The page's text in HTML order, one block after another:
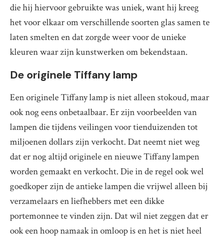
die hij hiervoor gebruikte was uniek, want hij kreeg
het voor elkaar om verschillende soorten glas samen te
laten smelten en dat zorgde weer voor de unieke
kleuren waar zijn kunstwerken om bekendstaan.
De originele Tiffany lamp
Een originele Tiffany lamp is niet alleen stokoud, maar
ook nog eens onbetaalbaar. Er zijn voorbeelden van
lampen die tijdens veilingen voor tienduizenden tot
miljoenen dollars zijn verkocht. Dat neemt niet weg
dat er nog altijd originele en nieuwe Tiffany lampen
worden gemaakt en verkocht. Die in de regel ook wel
goedkoper zijn de antieke lampen die vrijwel alleen bij
verzamelaars en liefhebbers met een dikke
portemonnee te vinden zijn. Dat wil niet zeggen dat er
ook een hoop namaak in omloop is en het is niet heel